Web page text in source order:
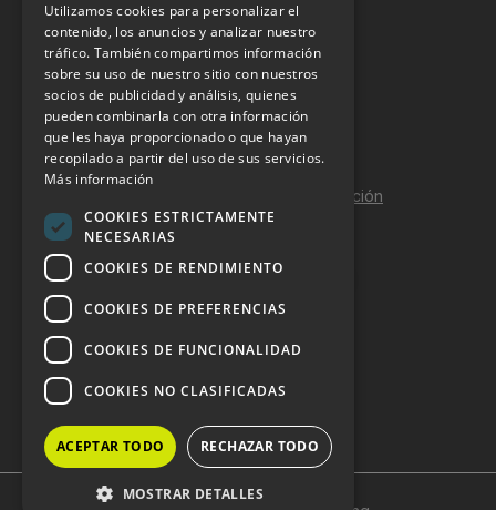
INFORMACIÓN LEGAL
Aviso Legal
Política de Privacidad
Política de Cookies
Política de calidad y seguridad de la información
Contacto
DOSSIER Y CONTRATACIÓN
Dossier 2026 (ES)
Dossier 2026 (EN)
Utilizamos cookies para personalizar el
contenido, los anuncios y analizar nuestro
tráfico. También compartimos información
sobre su uso de nuestro sitio con nuestros
socios de publicidad y análisis, quienes
pueden combinarla con otra información
que les haya proporcionado o que hayan
recopilado a partir del uso de sus servicios.
Más información
COOKIES ESTRICTAMENTE
NECESARIAS
COOKIES DE RENDIMIENTO
COOKIES DE PREFERENCIAS
COOKIES DE FUNCIONALIDAD
COOKIES NO CLASIFICADAS
ACEPTAR TODO RECHAZAR TODO
MOSTRAR DETALLES